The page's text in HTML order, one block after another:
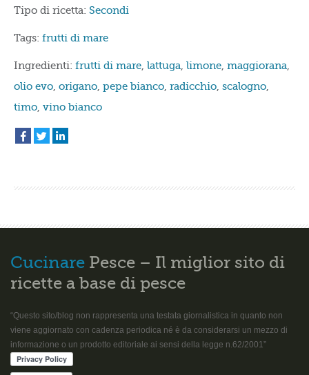
Tipo di ricetta: Secondi
Tags: frutti di mare
Ingredienti: frutti di mare, lattuga, limone, maggiorana,
olio evo, origano, pepe bianco, radicchio, scalogno,
timo, vino bianco
Cucinare Pesce – Il miglior sito di
ricette a base di pesce
“Questo sito/blog non rappresenta una testata giornalistica in quanto non
viene aggiornato con cadenza periodica né è da considerarsi un mezzo di
informazione o un prodotto editoriale ai sensi della legge n.62/2001”